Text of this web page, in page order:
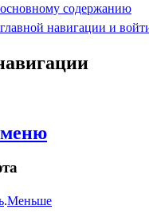
содержанию
навигации и
.Меньше